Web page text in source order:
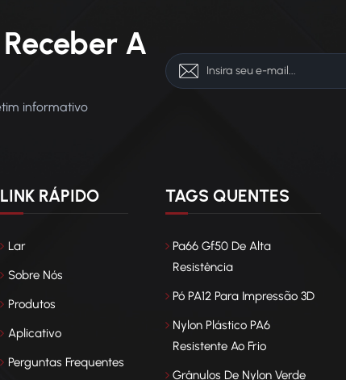
A
informativo
LINK RÁPIDO
Lar
Sobre Nós
Produtos
Aplicativo
Perguntas Frequentes
TAGS QUENTES
Pa66 Gf50 De Alta
Resistência
Pó PA12 Para Impressão 3D
Nylon Plástico PA6
Resistente Ao Frio
Grânulos De Nylon Verde